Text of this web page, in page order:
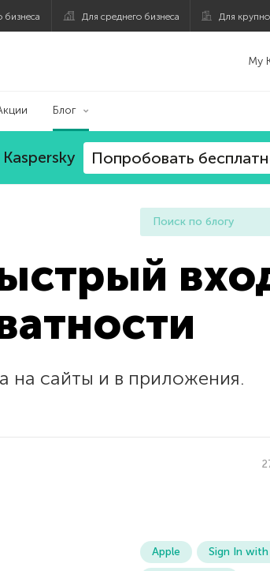
бизнеса Для среднего бизнеса Для
My
Блог
Попробовать
на сайты и в приложения.
Apple
Sign In with